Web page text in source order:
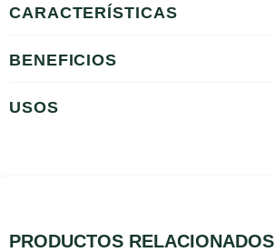
CARACTERÍSTICAS
BENEFICIOS
USOS
PRODUCTOS RELACIONADOS